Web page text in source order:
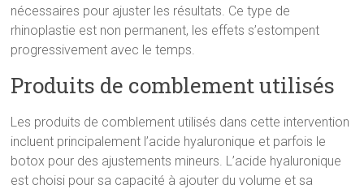
nécessaires pour ajuster les résultats. Ce type de
rhinoplastie est non permanent, les effets s’estompent
progressivement avec le temps.
Produits de comblement utilisés
Les produits de comblement utilisés dans cette intervention
incluent principalement l’acide hyaluronique et parfois le
botox pour des ajustements mineurs. L’acide hyaluronique
est choisi pour sa capacité à ajouter du volume et sa